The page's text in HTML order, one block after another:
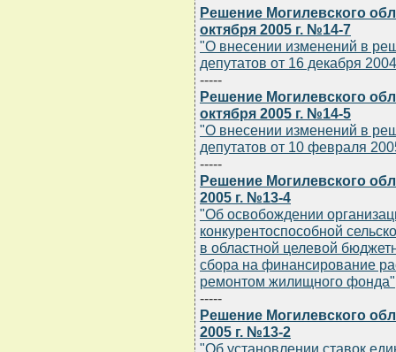
Решение Могилевского
октября 2005 г. №14-7
"О внесении изменений в
депутатов от 16 декабря
-----
Решение Могилевского
октября 2005 г. №14-5
"О внесении изменений в
депутатов от 10 февраля
-----
Решение Могилевского
2005 г. №13-4
"Об освобождении
конкурентоспособной
в областной целевой
сбора на финансирование
ремонтом жилищного фонда"
-----
Решение Могилевского
2005 г. №13-2
"Об установлении ставок